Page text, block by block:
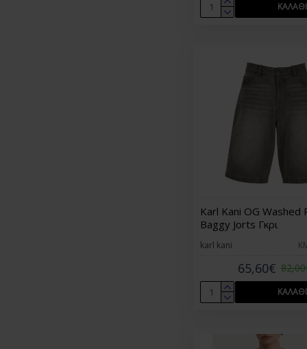
ΚΑΛΆΘΙ
karl kani
Karl Kani OG Washed
Baggy Jorts Γκρι
65,60€
ΚΑΛΆΘΙ